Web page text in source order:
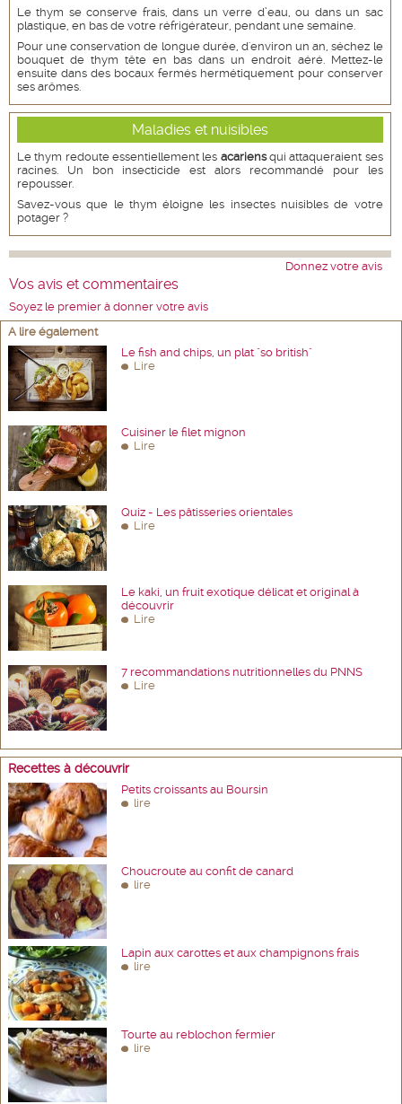
Le thym se conserve frais, dans un verre d’eau, ou dans un sac
plastique, en bas de votre réfrigérateur, pendant une semaine.
Pour une conservation de longue durée, d'environ un an, séchez le
bouquet de thym tête en bas dans un endroit aéré. Mettez-le
ensuite dans des bocaux fermés hermétiquement pour conserver
ses arômes.
Maladies et nuisibles
Le thym redoute essentiellement les acariensqui attaqueraient ses
racines. Un bon insecticide est alors recommandé pour les
repousser.
Savez-vous que le thym éloigne les insectes nuisibles de votre
potager ?
Donnez votre avis
Vos avis et commentaires
Soyez le premier à donner votre avis
A lire également
Le fish and chips, un plat "so british"
Lire
Cuisiner le filet mignon
Lire
Quiz - Les pâtisseries orientales
Lire
Le kaki, un fruit exotique délicat et original à
découvrir
Lire
7 recommandations nutritionnelles du PNNS
Lire
Recettes à découvrir
Petits croissants au Boursin
lire
Choucroute au confit de canard
lire
Lapin aux carottes et aux champignons frais
lire
Tourte au reblochon fermier
lire